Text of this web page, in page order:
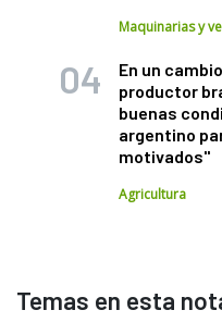
Maquinarias y
En un
productor
buenas
argentino
motivados"
Agricultura
Temas en esta